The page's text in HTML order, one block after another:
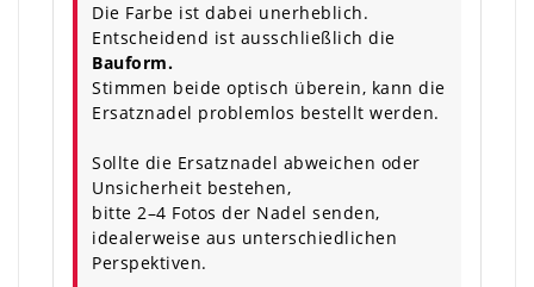
Die Farbe ist dabei unerheblich.
Entscheidend ist ausschließlich die
Bauform.
Stimmen beide optisch überein, kann die
Ersatznadel problemlos bestellt werden.
Sollte die Ersatznadel abweichen oder
Unsicherheit bestehen,
bitte 2–4 Fotos der Nadel senden,
idealerweise aus unterschiedlichen
Perspektiven.